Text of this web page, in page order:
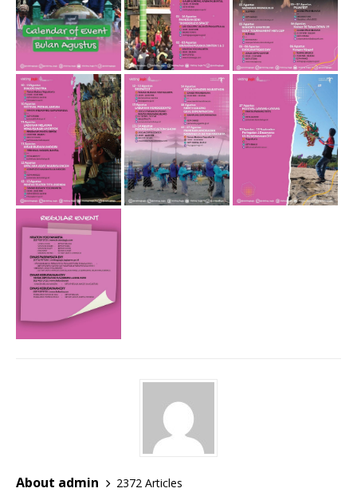
About admin
2372 Articles